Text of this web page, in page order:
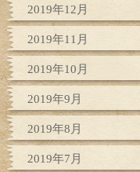
2019年12月
2019年11月
2019年10月
2019年9月
2019年8月
2019年7月